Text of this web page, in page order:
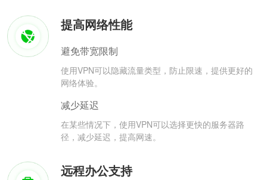
提高网络性能
避免带宽限制
使用VPN可以隐藏流量类型，防止限速，提供更好的
网络体验。
减少延迟
在某些情况下，使用VPN可以选择更快的服务器路
径，减少延迟，提高网速。
远程办公支持